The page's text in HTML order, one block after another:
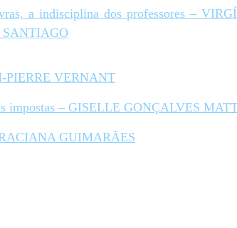
a indisciplina dos professores –
PIERRE VERNANT
impostas – GISELLE GONÇALVES
GUIMARÃES